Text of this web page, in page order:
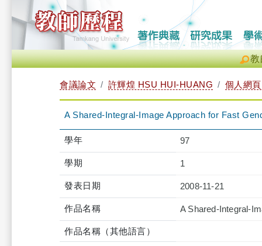
教
會議論文 許輝煌 HSU HUI-HUANG 個人網頁
A Shared-Integral-Image Approach for Fast
學年 97
學期 1
發表日期 2008-11-21
作品名稱 A Shared-Integral-
作品名稱（其他語言）